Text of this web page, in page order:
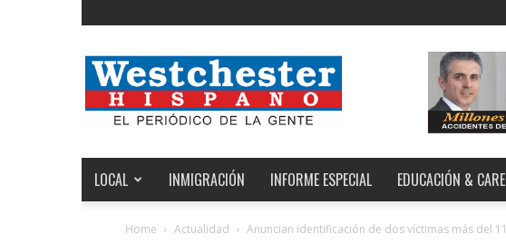
Noticias
de
Westchester,
Estados
y
el
Mundo
LOCAL INMIGRACIÓN INFORME ESPECIAL EDUCACIÓN &
Home Actualidad Anuncian identificación de dos víctimas más del